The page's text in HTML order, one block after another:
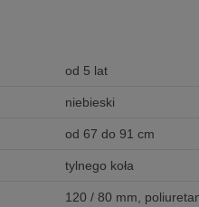
od 5 lat
niebieski
od 67 do 91 cm
tylnego koła
120 / 80 mm,